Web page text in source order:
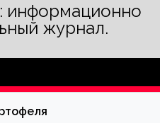
информационно
журнал.